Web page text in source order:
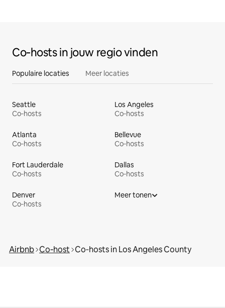
Co‑hosts in jouw regio vinden
Populaire locaties Meer locaties
Seattle
Co‑hosts
Los Angeles
Co‑hosts
Atlanta
Co‑hosts
Bellevue
Co‑hosts
Fort Lauderdale
Co‑hosts
Dallas
Co‑hosts
Denver
Co‑hosts
Meer tonen
Airbnb Co‑host Co‑hosts in Los Angeles County